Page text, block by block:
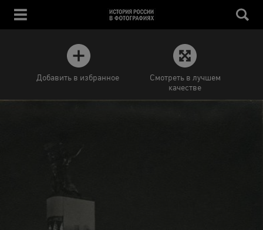
Добавить в избранное
Смотреть в лучшем
качестве